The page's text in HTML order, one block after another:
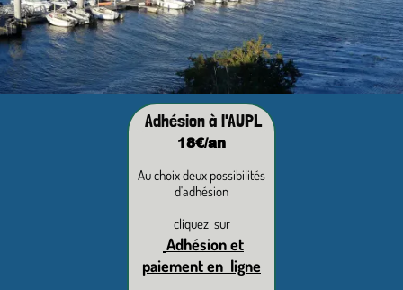
Adhésion à l'AUPL
18€/an
Au choix deux possibilités
d'adhésion
cliquez sur
Adhésion et
paiement en ligne